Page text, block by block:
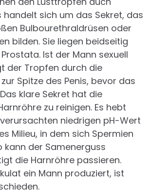
handelt sich um das Sekret, das
Bulbourethraldrüsen oder
bilden. Sie liegen beidseitig
Ist der Mann sexuell
der Tropfen durch die
Spitze des Penis, bevor das
klare Sekret hat die
zu reinigen. Es hebt
niedrigen pH-Wert
Milieu, in dem sich Spermien
kann der Samenerguss
die Harnröhre passieren.
ein Mann produziert, ist